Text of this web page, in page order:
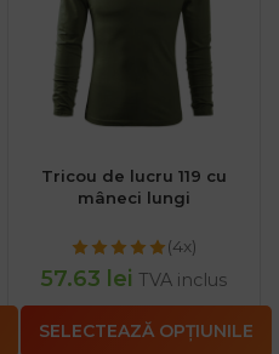
Tricou de lucru 119 cu
mâneci lungi
(4x)
57.63 lei TVA inclus
SELECTEAZĂ OPȚIUNILE